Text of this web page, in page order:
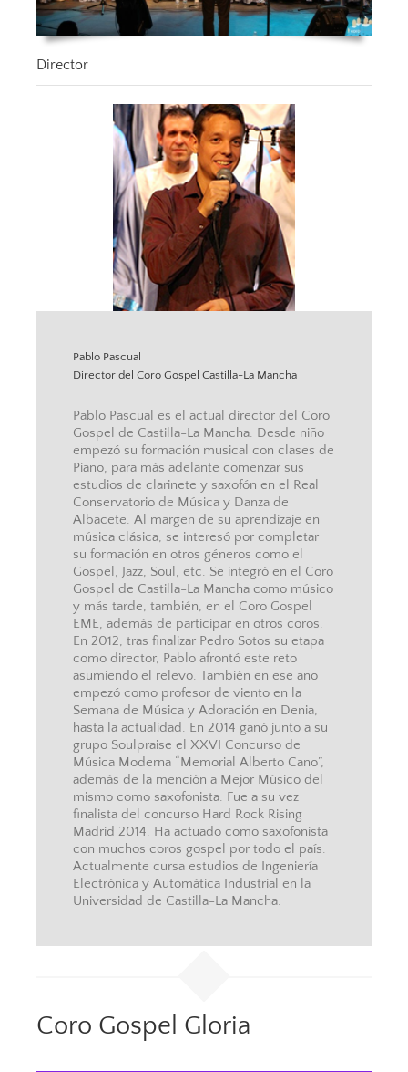
Director
Pablo Pascual
Director del Coro Gospel Castilla-La Mancha
Pablo Pascual es el actual director del Coro
Gospel de Castilla-La Mancha. Desde niño
empezó su formación musical con clases de
Piano, para más adelante comenzar sus
estudios de clarinete y saxofón en el Real
Conservatorio de Música y Danza de
Albacete. Al margen de su aprendizaje en
música clásica, se interesó por completar
su formación en otros géneros como el
Gospel, Jazz, Soul, etc. Se integró en el Coro
Gospel de Castilla-La Mancha como músico
y más tarde, también, en el Coro Gospel
EME, además de participar en otros coros.
En 2012, tras finalizar Pedro Sotos su etapa
como director, Pablo afrontó este reto
asumiendo el relevo. También en ese año
empezó como profesor de viento en la
Semana de Música y Adoración en Denia,
hasta la actualidad. En 2014 ganó junto a su
grupo Soulpraise el XXVI Concurso de
Música Moderna “Memorial Alberto Cano”,
además de la mención a Mejor Músico del
mismo como saxofonista. Fue a su vez
finalista del concurso Hard Rock Rising
Madrid 2014. Ha actuado como saxofonista
con muchos coros gospel por todo el país.
Actualmente cursa estudios de Ingeniería
Electrónica y Automática Industrial en la
Universidad de Castilla-La Mancha.
Coro Gospel Gloria